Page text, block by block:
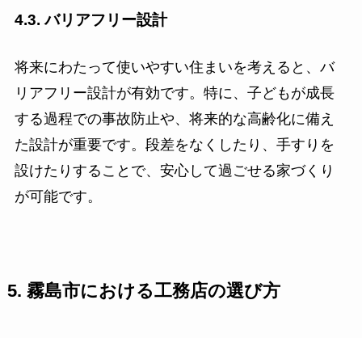
4.3. バリアフリー設計
将来にわたって使いやすい住まいを考えると、バ
リアフリー設計が有効です。特に、子どもが成長
する過程での事故防止や、将来的な高齢化に備え
た設計が重要です。段差をなくしたり、手すりを
設けたりすることで、安心して過ごせる家づくり
が可能です。
5. 霧島市における工務店の選び方